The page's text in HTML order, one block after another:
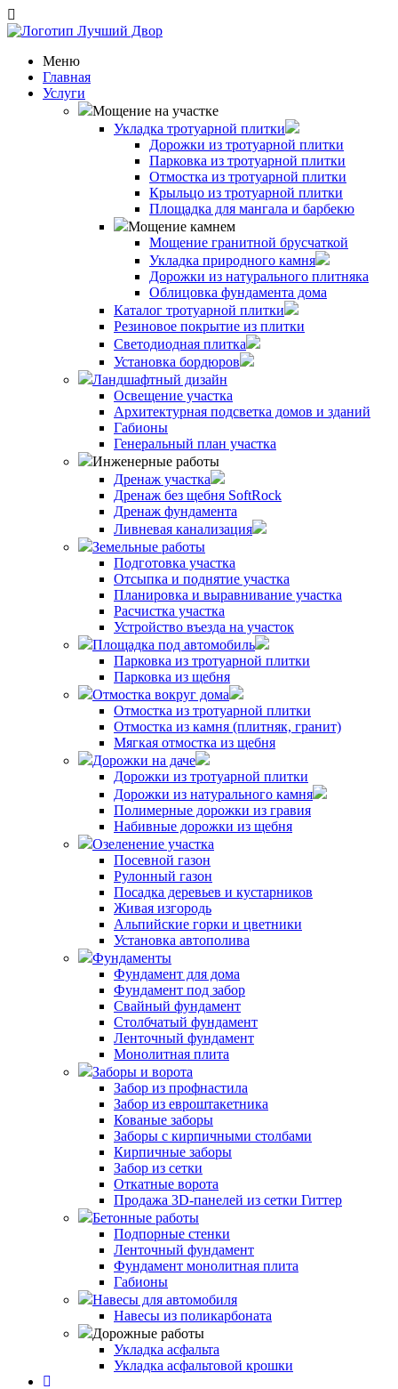
Меню
Главная
Услуги
Мощение на участке
Укладка тротуарной плитки
Дорожки из тротуарной плитки
Парковка из тротуарной плитки
Отмостка из тротуарной плитки
Крыльцо из тротуарной плитки
Площадка для мангала и барбекю
Мощение камнем
Мощение гранитной брусчаткой
Укладка природного камня
Дорожки из натурального плитняка
Облицовка фундамента дома
Каталог тротуарной плитки
Резиновое покрытие из плитки
Светодиодная плитка
Установка бордюров
Ландшафтный дизайн
Освещение участка
Архитектурная подсветка домов и зданий
Габионы
Генеральный план участка
Инженерные работы
Дренаж участка
Дренаж без щебня SoftRock
Дренаж фундамента
Ливневая канализация
Земельные работы
Подготовка участка
Отсыпка и поднятие участка
Планировка и выравнивание участка
Расчистка участка
Устройство въезда на участок
Площадка под автомобиль
Парковка из тротуарной плитки
Парковка из щебня
Отмостка вокруг дома
Отмостка из тротуарной плитки
Отмостка из камня (плитняк, гранит)
Мягкая отмостка из щебня
Дорожки на даче
Дорожки из тротуарной плитки
Дорожки из натурального камня
Полимерные дорожки из гравия
Набивные дорожки из щебня
Озеленение участка
Посевной газон
Рулонный газон
Посадка деревьев и кустарников
Живая изгородь
Альпийские горки и цветники
Установка автополива
Фундаменты
Фундамент для дома
Фундамент под забор
Свайный фундамент
Столбчатый фундамент
Ленточный фундамент
Монолитная плита
Заборы и ворота
Забор из профнастила
Забор из евроштакетника
Кованые заборы
Заборы с кирпичными столбами
Кирпичные заборы
Забор из сетки
Откатные ворота
Продажа 3D-панелей из сетки Гиттер
Бетонные работы
Подпорные стенки
Ленточный фундамент
Фундамент монолитная плита
Габионы
Навесы для автомобиля
Навесы из поликарбоната
Дорожные работы
Укладка асфальта
Укладка асфальтовой крошки